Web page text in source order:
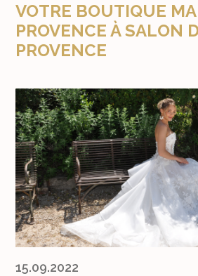
VOTRE BOUTIQUE
PROVENCE À SALON
PROVENCE
15.09.2022